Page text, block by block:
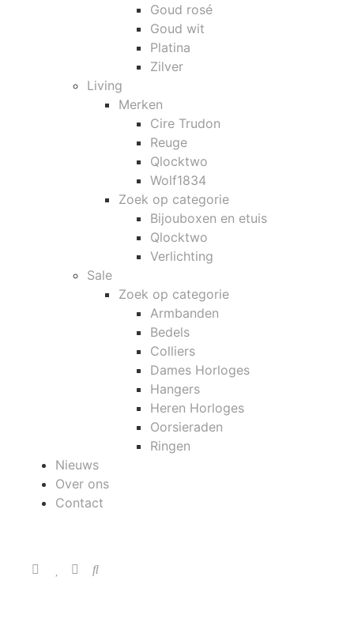
Goud rosé
Goud wit
Platina
Zilver
Living
Merken
Cire Trudon
Reuge
Qlocktwo
Wolf1834
Zoek op categorie
Bijouboxen en etuis
Qlocktwo
Verlichting
Sale
Zoek op categorie
Armbanden
Bedels
Colliers
Dames Horloges
Hangers
Heren Horloges
Oorsieraden
Ringen
Nieuws
Over ons
Contact